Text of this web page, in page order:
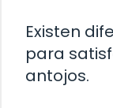
Existen
para
antojos.